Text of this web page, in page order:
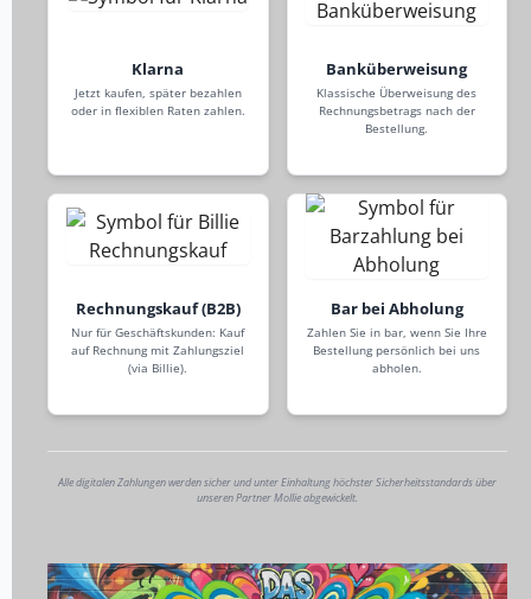
Klarna
Jetzt kaufen, später bezahlen
oder in flexiblen Raten zahlen.
Banküberweisung
Klassische Überweisung des
Rechnungsbetrags nach der
Bestellung.
Rechnungskauf (B2B)
Nur für Geschäftskunden: Kauf
auf Rechnung mit Zahlungsziel
(via Billie).
Bar bei Abholung
Zahlen Sie in bar, wenn Sie Ihre
Bestellung persönlich bei uns
abholen.
Alle digitalen Zahlungen werden sicher und unter Einhaltung höchster Sicherheitsstandards über
unseren Partner Mollie abgewickelt.